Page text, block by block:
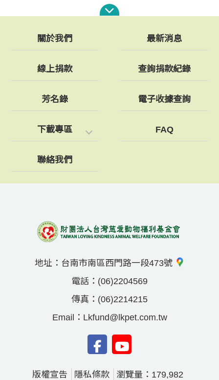
關於我們 最新消息
線上捐款 查詢捐款紀錄
芳名錄 電子收據查詢
下載專區 FAQ
聯絡我們
地址： 台南市南區西門路一段473號
電話： (06)2204569
傳真： (06)2214215
Email： Lkfund@lkpet.com.tw
版權宣告 隱私條款 瀏覽量：179,982